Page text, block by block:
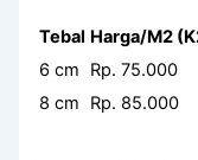
Tebal Harga/M2
6 cm
Rp. 75.000
8 cm
Rp. 85.000